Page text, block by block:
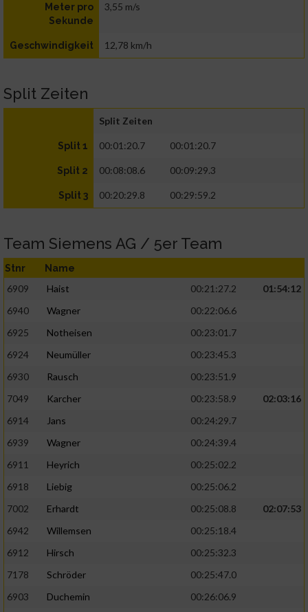
Meter pro
Sekunde
3,55 m/s
Geschwindigkeit 12,78 km/h
Split Zeiten
Split Zeiten
Split 1 00:01:20.7 00:01:20.7
Split 2 00:08:08.6 00:09:29.3
Split 3 00:20:29.8 00:29:59.2
Team Siemens AG / 5er Team
Stnr Name
6909 Haist 00:21:27.2
01:54:12
6940
Wagner
00:22:06.6
6925
Notheisen
00:23:01.7
6924
Neumüller
00:23:45.3
6930
Rausch
00:23:51.9
7049
Karcher 00:23:58.9
02:03:16
6914
Jans
00:24:29.7
6939
Wagner
00:24:39.4
6911
Heyrich
00:25:02.2
6918
Liebig
00:25:06.2
7002
Erhardt 00:25:08.8
02:07:53
6942
Willemsen
00:25:18.4
6912
Hirsch
00:25:32.3
7178
Schröder
00:25:47.0
6903
Duchemin
00:26:06.9